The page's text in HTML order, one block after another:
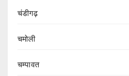
चंडीगढ़
चमोली
चम्पावत